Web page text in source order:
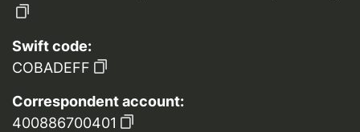
Swift code:
COBADEFF
Correspondent account:
400886700401